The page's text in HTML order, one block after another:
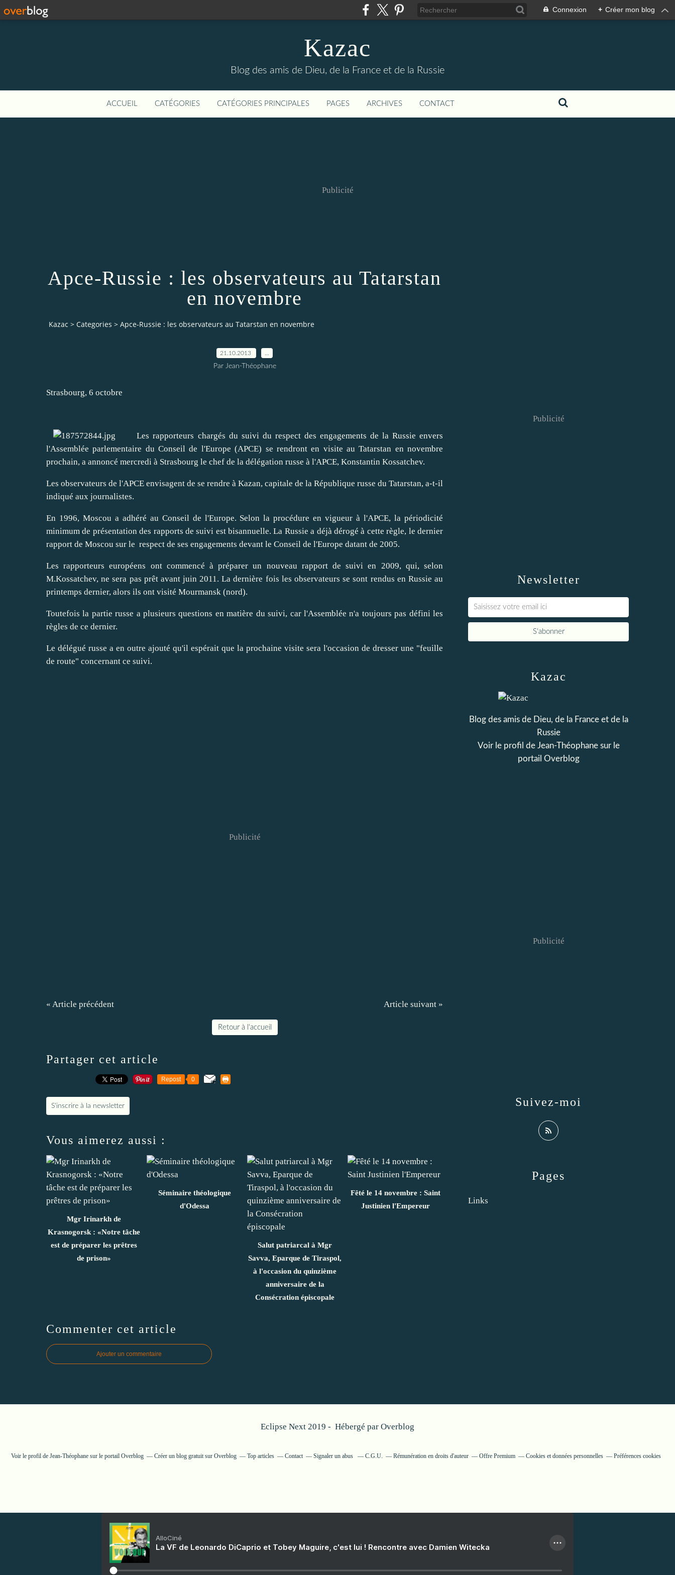
Connexion + Créer mon blog
Kazac
Blog des amis de Dieu, de la France et de la Russie
ACCUEIL CATÉGORIES CATÉGORIES PRINCIPALES PAGES ARCHIVES CONTACT
Publicité
Apce-Russie : les observateurs au Tatarstan
en novembre
Kazac > Categories > Apce-Russie : les observateurs au Tatarstan en novembre
21.10.2013
Par Jean-Théophane
Strasbourg, 6 octobre
Les rapporteurs chargés du suivi du respect des engagements de la Russie envers
l'Assemblée parlementaire du Conseil de l'Europe (APCE) se rendront en visite au Tatarstan en novembre
prochain, a annoncé mercredi à Strasbourg le chef de la délégation russe à l'APCE, Konstantin Kossatchev.
Les observateurs de l'APCE envisagent de se rendre à Kazan, capitale de la République russe du Tatarstan, a-t-il
indiqué aux journalistes.
En 1996, Moscou a adhéré au Conseil de l'Europe. Selon la procédure en vigueur à l'APCE, la périodicité
minimum de présentation des rapports de suivi est bisannuelle. La Russie a déjà dérogé à cette règle, le dernier
rapport de Moscou sur le respect de ses engagements devant le Conseil de l'Europe datant de 2005.
Les rapporteurs européens ont commencé à préparer un nouveau rapport de suivi en 2009, qui, selon
M.Kossatchev, ne sera pas prêt avant juin 2011. La dernière fois les observateurs se sont rendus en Russie au
printemps dernier, alors ils ont visité Mourmansk (nord).
Toutefois la partie russe a plusieurs questions en matière du suivi, car l'Assemblée n'a toujours pas défini les
règles de ce dernier.
Le délégué russe a en outre ajouté qu'il espérait que la prochaine visite sera l'occasion de dresser une "feuille
de route" concernant ce suivi.
Publicité
« Article précédent Article suivant »
Retour à l'accueil
Partager cet article
Repost 0
S'inscrire à la newsletter
Vous aimerez aussi :
Mgr Irinarkh de
Krasnogorsk : «Notre tâche
est de préparer les prêtres
de prison»
Séminaire théologique
d'Odessa
Salut patriarcal à Mgr
Savva, Eparque de Tiraspol,
à l'occasion du quinzième
anniversaire de la
Consécration épiscopale
Fêté le 14 novembre : Saint
Justinien l'Empereur
Commenter cet article
Ajouter un commentaire
Newsletter
Publicité
Pages
Links
Kazac
Blog des amis de Dieu, de la France et de la
Russie
Voir le profil de Jean-Théophanesur le
portail Overblog
Suivez-moi
Publicité
Eclipse Next 2019 - Hébergé par Overblog
Voir le profil de Jean-Théophane sur le portail Overblog Créer un blog gratuit sur Overblog Top articles Contact Signaler un abus C.G.U. Rémunération en droits d'auteur Offre Premium Cookies et données personnelles Préférences cookies
AlloCiné
La VF de Leonardo DiCaprio et Tobey Maguire, c'est lui ! Rencontre avec Damien Witecka